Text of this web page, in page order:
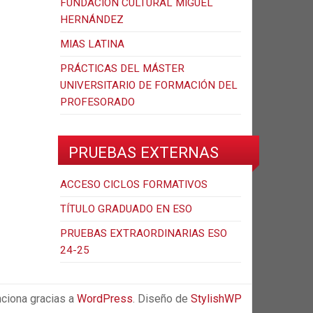
FUNDACIÓN CULTURAL MIGUEL
HERNÁNDEZ
MIAS LATINA
PRÁCTICAS DEL MÁSTER
UNIVERSITARIO DE FORMACIÓN DEL
PROFESORADO
PRUEBAS EXTERNAS
ACCESO CICLOS FORMATIVOS
TÍTULO GRADUADO EN ESO
PRUEBAS EXTRAORDINARIAS ESO
24-25
gracias a WordPress. Diseño de StylishWP